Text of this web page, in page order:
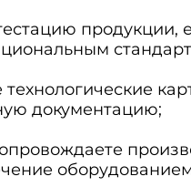
продукции,
документацию;